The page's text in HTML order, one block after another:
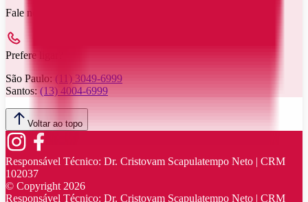
Fale no nosso WhatsApp:
Prefere ligar?
São Paulo: (11) 3049-6999
Santos: (13) 4004-6999
Voltar ao topo
Responsável Técnico: Dr. Cristovam Scapulatempo Neto | CRM
102037
© Copyright 2026
Responsável Técnico: Dr. Cristovam Scapulatempo Neto | CRM